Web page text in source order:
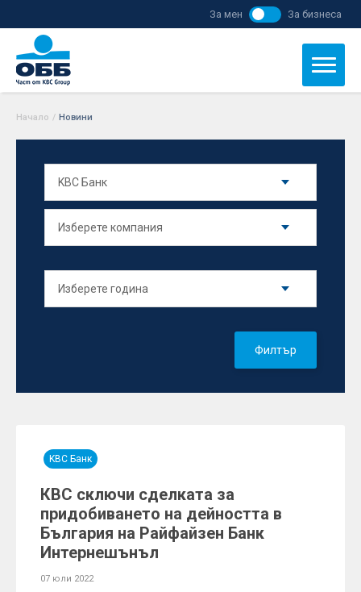
За мен За бизнеса
Начало / Новини
Филтър
KBC Банк
КВС сключи сделката за
придобиването на дейността в
България на Райфайзен Банк
Интернешънъл
07 юли 2022